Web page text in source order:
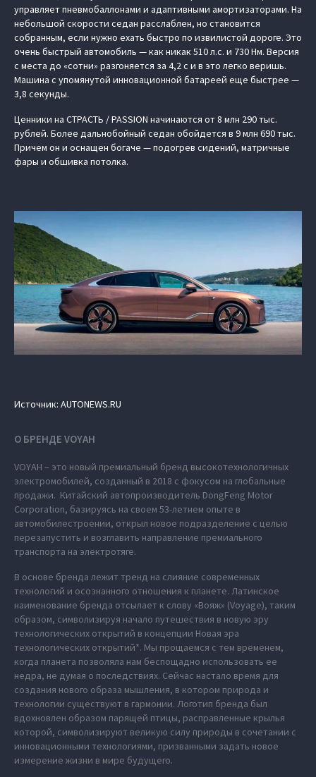
управляет пневмобаллонами и адаптивными амортизаторами. На
небольшой скорости седан расслаблен, но становится
собранным, если нужно ехать быстро по извилистой дороге. Это
очень быстрый автомобиль — как никак 510 л.с. и 730 Нм. Версия
с места до «сотни» разгоняется за 4,2 с и в это легко веришь.
Машина с упомянутой инновационной батареей еще быстрее —
3,8 секунды.
Ценники на СТРАСТЬ / PASSION начинаются от 8 млн 290 тыс.
рублей. Более дальнобойный седан обойдется в 9 млн 690 тыс.
Причем он и оснащен богаче — подогрев сидений, матричные
фары и обшивка потолка.
Источник: AUTONEWS.RU
О БРЕНДЕ VOYAH
VOYAH – это новый премиальный бренд высокотехнологичных
электромобилей, созданный в 2018 с фокусом на глобальные
продажи. Китайский автопроизводитель DongFeng Motor
Corporation, базируясь на своем 53-летнем опыте в
автомобилестроении, открыл новое подразделение с целью
перезапустить и возглавить направление премиального
транспорта на электротяге.
В основе бренда лежит тренд на слияние современных
технологий и осознанного отношения к планете. Латинское
наименование бренда отсылает к слову «Вояж» (Voyage), таким
образом, символизируя начало путешествия в новую эру
технологических открытий в концепции Новая эра
технологических открытий*. Мы прощаемся с тем временем,
когда планета позволяла нам беспощадно использовать ее
недра, не думая о последствиях. Сейчас настало время для
создания нового образа мышления, в котором природа и
технологии существуют в гармонии. Логотип бренда был
вдохновлен образом парящей птицы, расправленные крылья
которой, символизируют великую силу природы в сочетании с
инновационными технологиями, призванными задать новое
измерение жизни в мире будущего.